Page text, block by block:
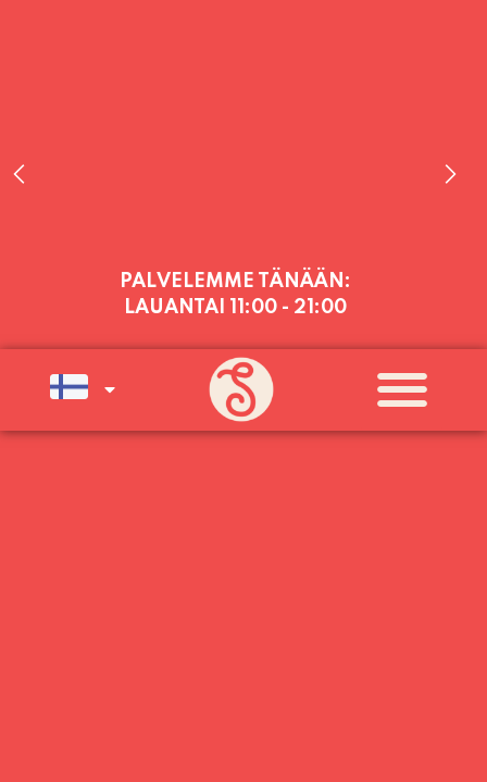
PALVELEMME TÄNÄÄN:
LAUANTAI 11:00 - 21:00
PALVELEMME PÄIVITTÄIN (MA-SU
KLO 11-21) SUNNUNTAIHIN 16.8.
SAAKKA JONKA JÄLKEEN OLEMME
AVOINNA VIIKONLOPPUISIN (PE-